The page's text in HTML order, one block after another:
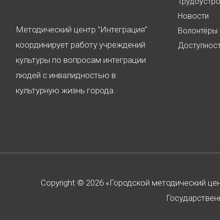
Методический центр "Интеграция"
координирует работу учреждений
культуры по вопросам интеграции
людей с инвалидностью в
культурную жизнь города.
Новости
Волонтёры
Copyright © 2026 «Городской методический